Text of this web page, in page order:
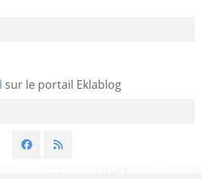
sur le portail Eklablog